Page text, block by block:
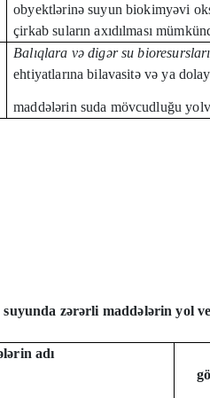
obyektlərinə suyun biokimyəvi
çirkab suların axıdılması
Balıqlara və digər su
ehtiyatlarına bilavasitə və ya
maddələrin suda mövcudluğu
zərərli maddələrin yol
adı